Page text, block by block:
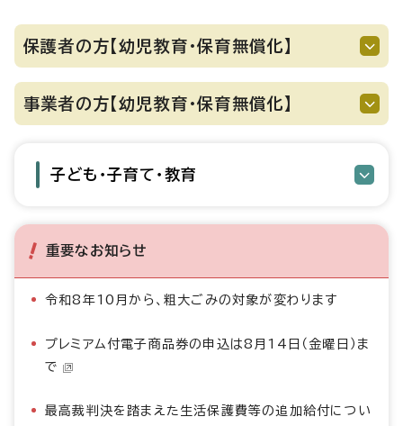
保護者の方【幼児教育・保育無償化】
事業者の方【幼児教育・保育無償化】
子ども・子育て・教育
重要なお知らせ
令和8年10月から、粗大ごみの対象が変わります
プレミアム付電子商品券の申込は8月14日（金曜日）ま
で
最高裁判決を踏まえた生活保護費等の追加給付につい